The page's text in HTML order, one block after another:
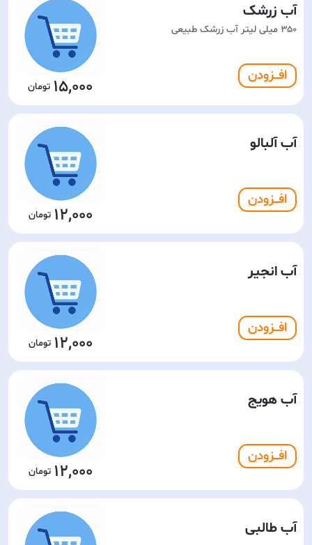
آب زرشک
۳۵۰ میلی لیتر آب زرشک طبیعی
افـــزودن 15,000
آب آلبالو
افـــزودن
12,000
آب انجیر
افـــزودن
12,000
آب هویج
افـــزودن
12,000
آب طالبی